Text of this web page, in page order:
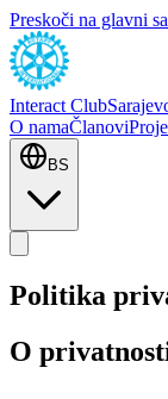
Preskoči na glavni
Interact Club
O namaČlanovi
BS
Politika
O